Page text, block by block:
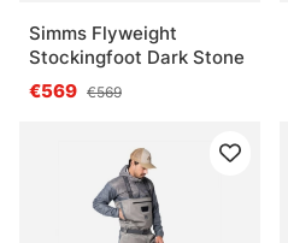
Simms Flyweight
Stockingfoot Dark Stone
€569 €569